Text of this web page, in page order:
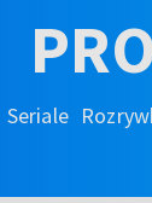
Seriale